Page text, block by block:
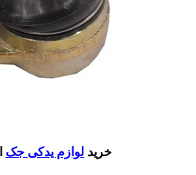
خرید لوازم یدکی جک